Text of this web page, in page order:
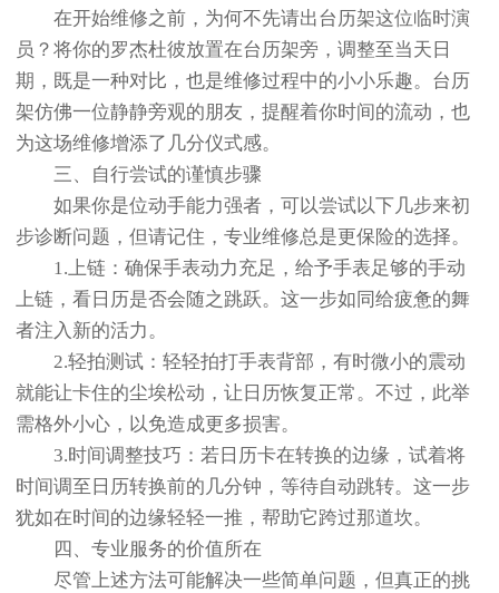
在开始维修之前，为何不先请出台历架这位临时演
员？将你的罗杰杜彼放置在台历架旁，调整至当天日
期，既是一种对比，也是维修过程中的小小乐趣。台历
架仿佛一位静静旁观的朋友，提醒着你时间的流动，也
为这场维修增添了几分仪式感。
三、自行尝试的谨慎步骤
如果你是位动手能力强者，可以尝试以下几步来初
步诊断问题，但请记住，专业维修总是更保险的选择。
1.上链：确保手表动力充足，给予手表足够的手动
上链，看日历是否会随之跳跃。这一步如同给疲惫的舞
者注入新的活力。
2.轻拍测试：轻轻拍打手表背部，有时微小的震动
就能让卡住的尘埃松动，让日历恢复正常。不过，此举
需格外小心，以免造成更多损害。
3.时间调整技巧：若日历卡在转换的边缘，试着将
时间调至日历转换前的几分钟，等待自动跳转。这一步
犹如在时间的边缘轻轻一推，帮助它跨过那道坎。
四、专业服务的价值所在
尽管上述方法可能解决一些简单问题，但真正的挑